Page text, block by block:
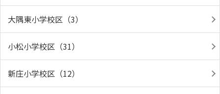
大隅東小学校区（3）
小松小学校区（31）
新庄小学校区（12）